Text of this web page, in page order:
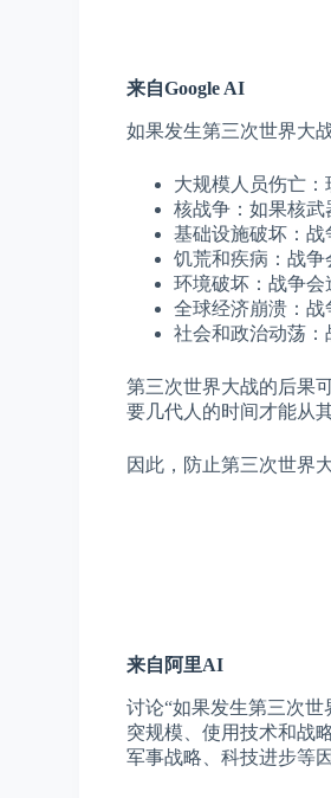
来自Google AI
如果发生第三次世界大
大规模人员伤亡：
核战争：如果核武
基础设施破坏：战
饥荒和疾病：战争
环境破坏：战争会
全球经济崩溃：战
社会和政治动荡：
第三次世界大战的后果
要几代人的时间才能从
因此，防止第三次世界
来自阿里AI
讨论“如果发生第三次
突规模、使用技术和战
军事战略、科技进步等